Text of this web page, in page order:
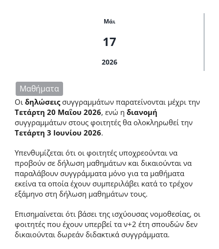
Μάι
17
2026
Μαθήματα
Οι δηλώσειςσυγγραμμάτων παρατείνονται μέχρι την
Τετάρτη 20 Μαΐου 2026, ενώ η διανομή
συγγραμμάτων στους φοιτητές θα ολοκληρωθεί την
Τετάρτη 3 Ιουνίου 2026.
Υπενθυμίζεται ότι οι φοιτητές υποχρεούνται να
προβούν σε δήλωση μαθημάτων και δικαιούνται να
παραλάβουν συγγράμματα μόνο για τα μαθήματα
εκείνα τα οποία έχουν συμπεριλάβει κατά το τρέχον
εξάμηνο στη δήλωση μαθημάτων τους.
Επισημαίνεται ότι βάσει της ισχύουσας νομοθεσίας, οι
φοιτητές που έχουν υπερβεί τα ν+2 έτη σπουδών δεν
δικαιούνται δωρεάν διδακτικά συγγράμματα.